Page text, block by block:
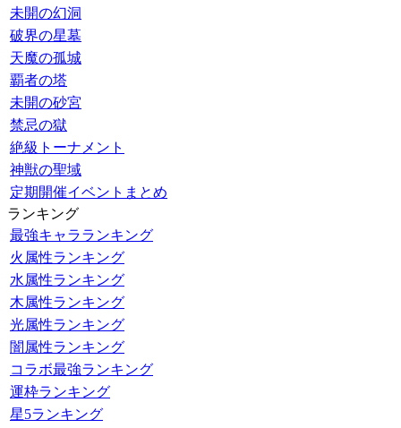
未開の幻洞
破界の星墓
天魔の孤城
覇者の塔
未開の砂宮
禁忌の獄
絶級トーナメント
神獣の聖域
定期開催イベントまとめ
ランキング
最強キャラランキング
火属性ランキング
水属性ランキング
木属性ランキング
光属性ランキング
闇属性ランキング
コラボ最強ランキング
運枠ランキング
星5ランキング